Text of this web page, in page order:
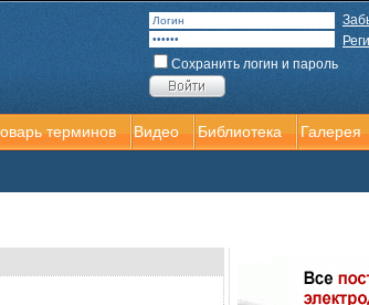
терминов Видео Библиотека Галерея
Сохранить логин и пароль